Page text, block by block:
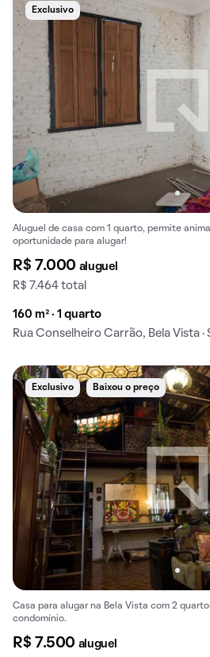
Exclusivo
Aluguel de casa com 1 quarto, permite
oportunidade para alugar!
R$ 7.000 aluguel
R$ 7.464 total
160 m² · 1 quarto
Rua Conselheiro Carrão, Bela Vista ·
Exclusivo Baixou o preço
Casa para alugar na Bela Vista com 2
condomínio.
R$ 7.500 aluguel